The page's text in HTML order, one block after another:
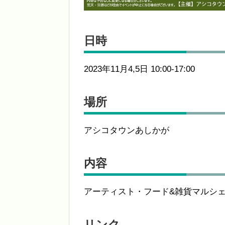
日時
2023年11月4,5日 10:00-17:00
場所
アシコタウンあしかが
内容
アーティスト・フード&雑貨マルシ